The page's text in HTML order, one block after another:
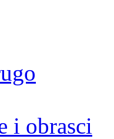
i obrasci